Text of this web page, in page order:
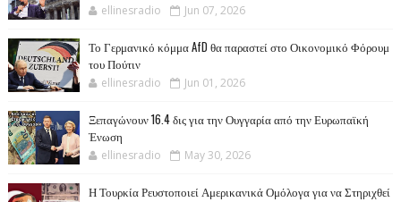
ellinesradio Jun 07, 2026
Το Γερμανικό κόμμα AfD θα παραστεί στο Οικονομικό Φόρουμ
του Πούτιν
ellinesradio Jun 01, 2026
Ξεπαγώνουν 16.4 δις για την Ουγγαρία από την Ευρωπαϊκή
Ένωση
ellinesradio May 30, 2026
Η Τουρκία Ρευστοποιεί Αμερικανικά Ομόλογα για να Στηριχθεί